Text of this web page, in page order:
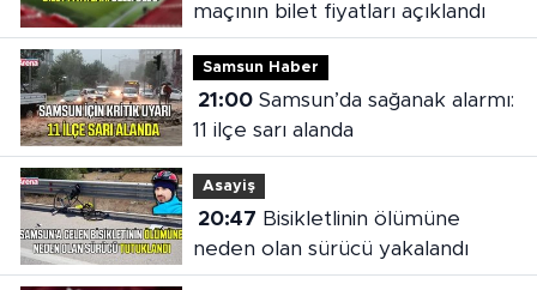
maçının bilet fiyatları açıklandı
Samsun Haber
21:00Samsun’da sağanak alarmı:
11 ilçe sarı alanda
Asayiş
20:47
neden olan sürücü yakalandı